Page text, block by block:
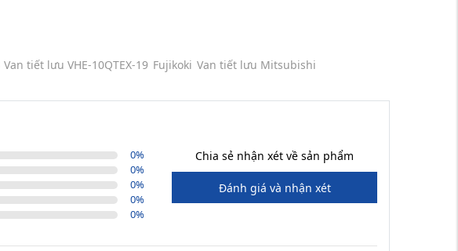
Van tiết lưu VHE-10QTEX-19 Fujikoki Van tiết lưu Mitsubishi
0%
0%
0%
0%
0%
Chia sẻ nhận xét về sản phẩm
Đánh giá và nhận xét